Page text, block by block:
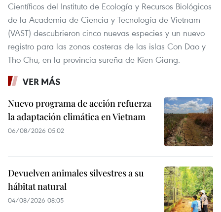
Científicos del Instituto de Ecología y Recursos Biológicos
de la Academia de Ciencia y Tecnología de Vietnam
(VAST) descubrieron cinco nuevas especies y un nuevo
registro para las zonas costeras de las islas Con Dao y
Tho Chu, en la provincia sureña de Kien Giang.
VER MÁS
Nuevo programa de acción refuerza
la adaptación climática en Vietnam
06/08/2026 05:02
Devuelven animales silvestres a su
hábitat natural
04/08/2026 08:05